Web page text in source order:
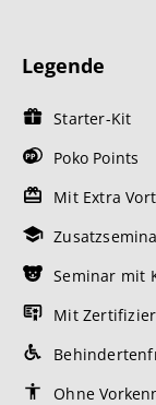
Legende
Starter-Kit
Poko Points
Mit Extra
Seminar mit
Mit
Ohne